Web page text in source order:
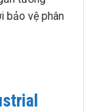
bảo vệ phân